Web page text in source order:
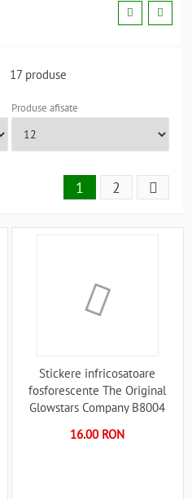
17 produse
Produse afisate
1 2
Stickere infricosatoare
fosforescente The Original
Glowstars Company B8004
16.00 RON